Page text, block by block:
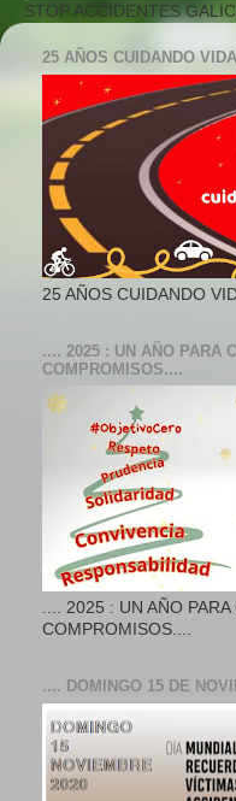
STOP ACCIDENTES
25 AÑOS CUIDANDO
25 AÑOS CUIDANDO
.... 2025 : UN AÑO PARA
COMPROMISOS....
.... 2025 : UN AÑO
COMPROMISOS....
.... DOMINGO 15 DE